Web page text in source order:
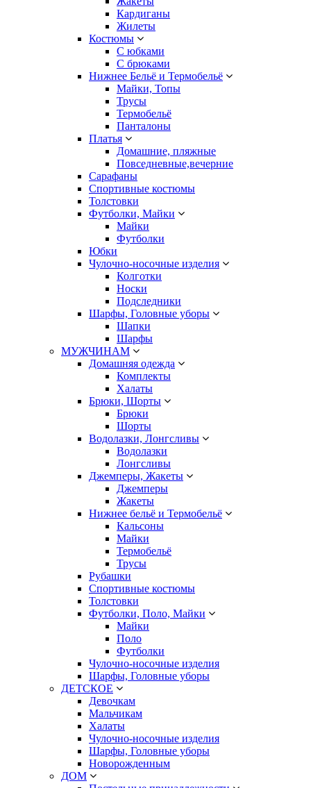
Кардиганы
Жилеты
Костюмы
С юбками
С брюками
Нижнее Бельё и Термобельё
Майки, Топы
Трусы
Термобельё
Панталоны
Платья
Домашние, пляжные
Повседневные,вечерние
Сарафаны
Спортивные костюмы
Толстовки
Футболки, Майки
Майки
Футболки
Юбки
Чулочно-носочные изделия
Колготки
Носки
Подследники
Шарфы, Головные уборы
Шапки
Шарфы
МУЖЧИНАМ
Домашняя одежда
Комплекты
Халаты
Брюки, Шорты
Брюки
Шорты
Водолазки, Лонгсливы
Водолазки
Лонгсливы
Джемперы, Жакеты
Джемперы
Жакеты
Нижнее бельё и Термобельё
Кальсоны
Майки
Термобельё
Трусы
Рубашки
Спортивные костюмы
Толстовки
Футболки, Поло, Майки
Майки
Поло
Футболки
Чулочно-носочные изделия
Шарфы, Головные уборы
ДЕТСКОЕ
Девочкам
Мальчикам
Халаты
Чулочно-носочные изделия
Шарфы, Головные уборы
Новорожденным
ДОМ